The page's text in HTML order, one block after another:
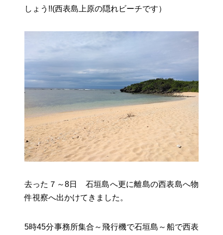
しょう!!(西表島上原の隠れビーチです）
去った７～8日 石垣島へ更に離島の西表島へ物
件視察へ出かけてきました。
5時45分事務所集合～飛行機で石垣島～船で西表